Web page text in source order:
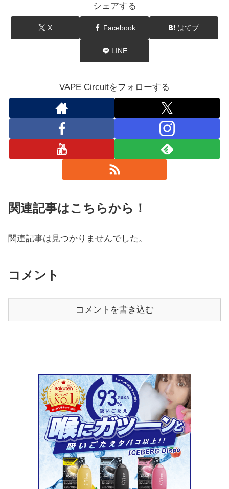
シェアする
X Facebook はてブ
LINE
VAPE Circuitをフォローする
関連記事はこちらから！
関連記事は見つかりませんでした。
コメント
コメントを書き込む